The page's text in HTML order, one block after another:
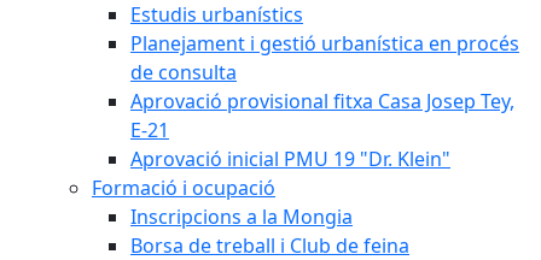
Estudis urbanístics
Planejament i gestió urbanística en procés
de consulta
Aprovació provisional fitxa Casa Josep Tey,
E-21
Aprovació inicial PMU 19 "Dr. Klein"
Formació i ocupació
Inscripcions a la Mongia
Borsa de treball i Club de feina